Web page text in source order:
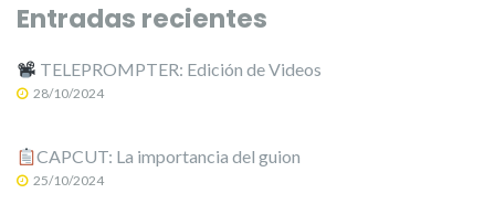
Entradas recientes
TELEPROMPTER: Edición de Videos
28/10/2024
CAPCUT: La importancia del guion
25/10/2024